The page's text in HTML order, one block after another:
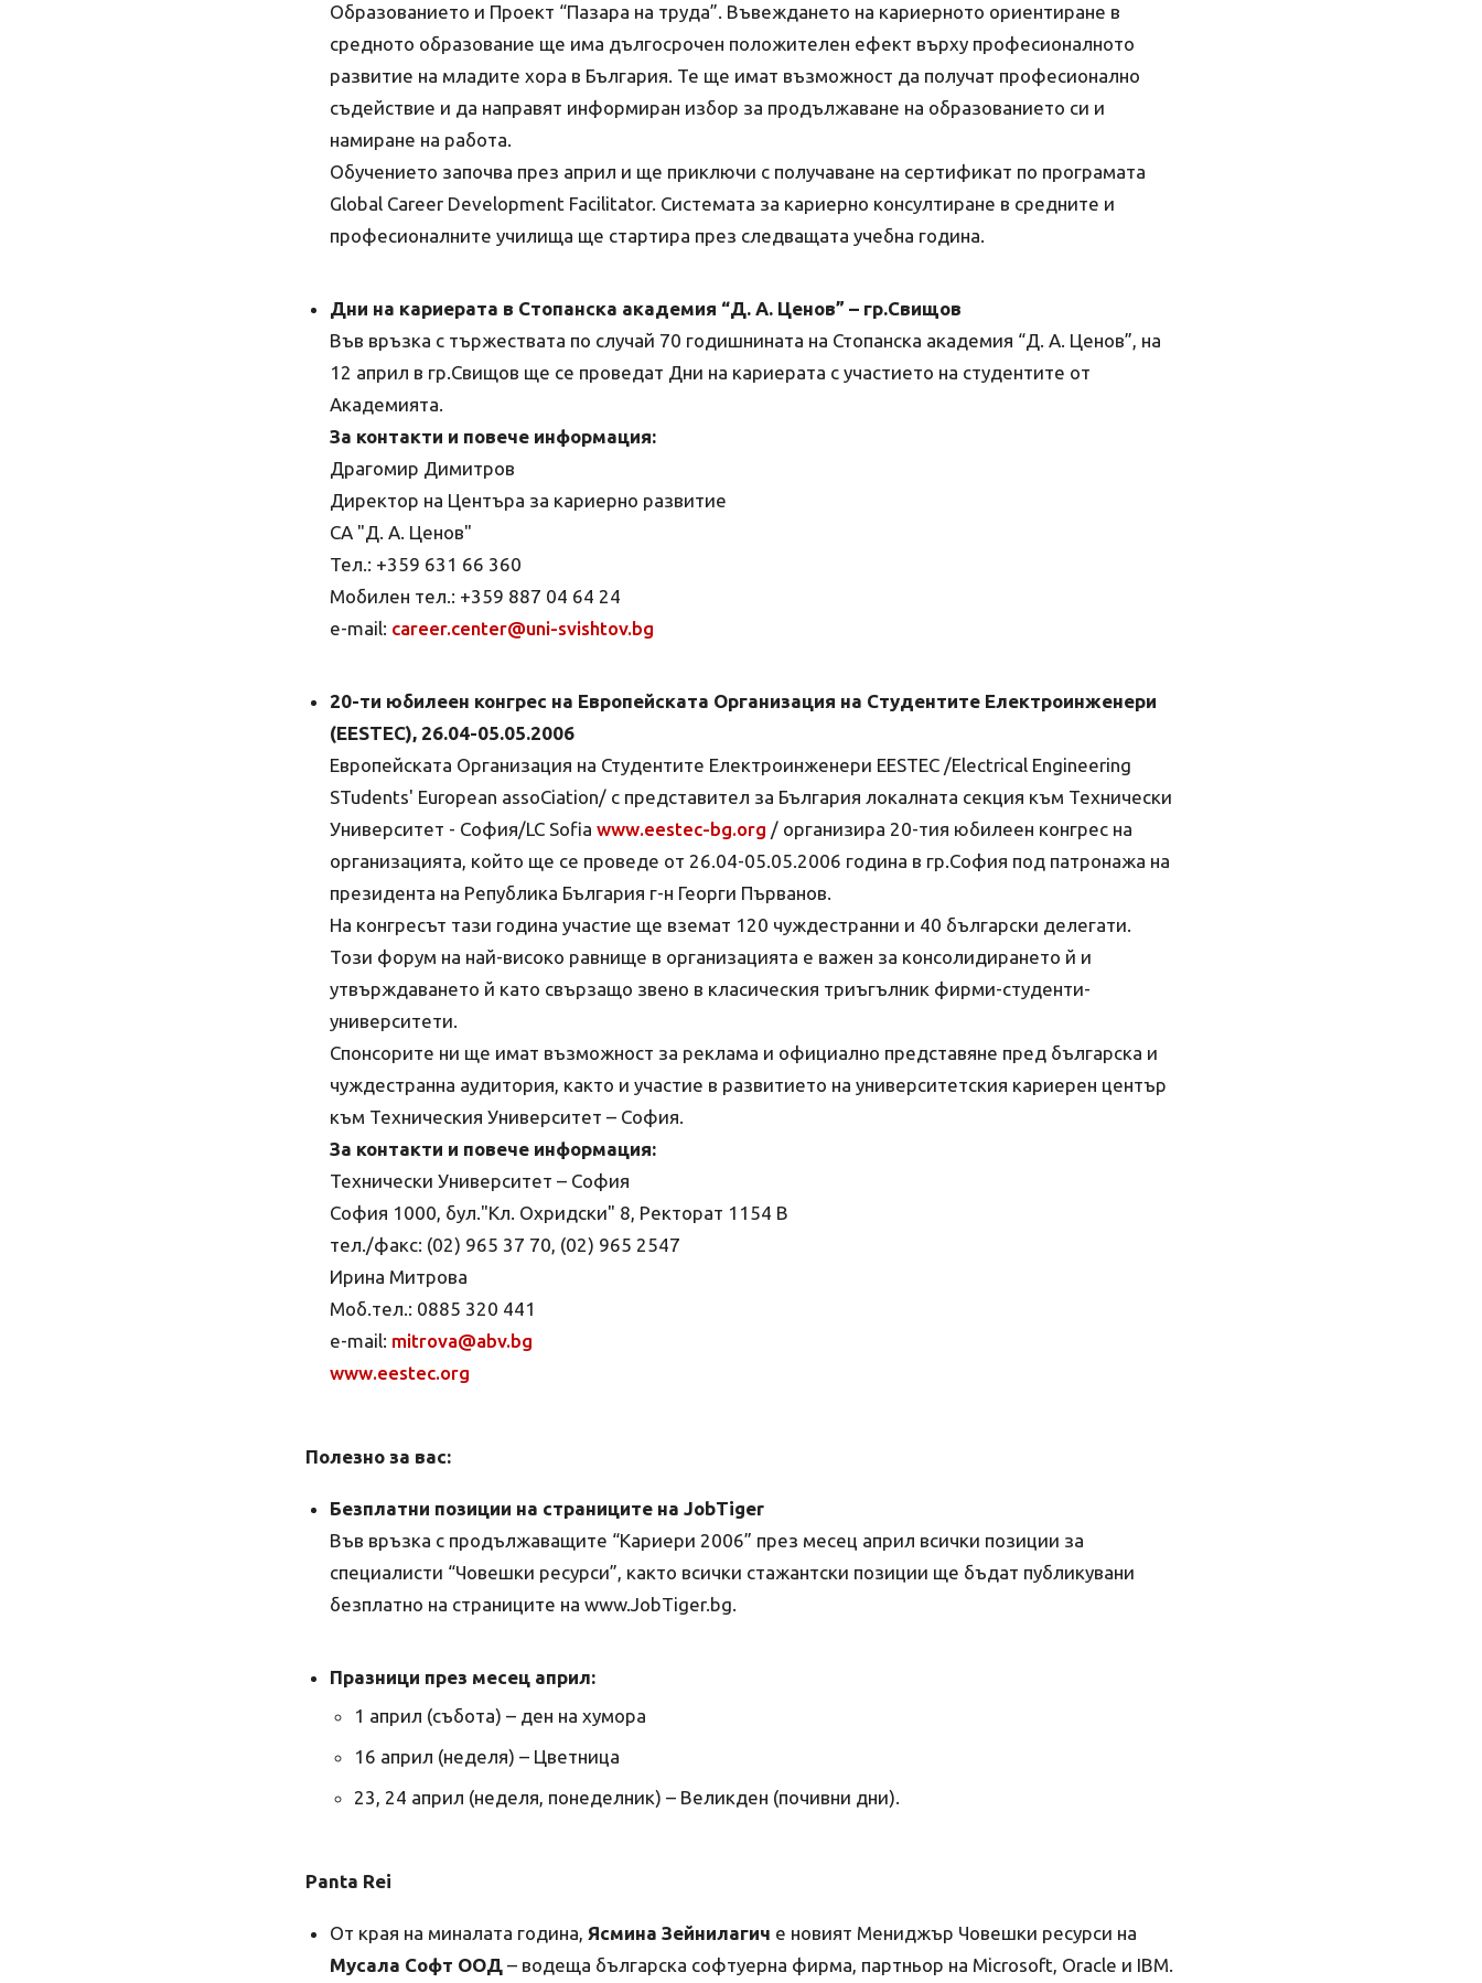
Образованието и Проект “Пазара на труда”. Въвеждането на кариерното ориентиране в
средното образование ще има дългосрочен положителен ефект върху професионалното
развитие на младите хора в България. Те ще имат възможност да получат професионално
съдействие и да направят информиран избор за продължаване на образованието си и
намиране на работа.
Обучението започва през април и ще приключи с получаване на сертификат по програмата
Global Career Development Facilitator. Системата за кариерно консултиране в средните и
професионалните училища ще стартира през следващата учебна година.
Дни на кариерата в Стопанска академия “Д. А. Ценов” – гр.Свищов
Във връзка с тържествата по случай 70 годишнината на Стопанска академия “Д. А. Ценов”, на
12 април в гр.Свищов ще се проведат Дни на кариерата с участието на студентите от
Академията.
За контакти и повече информация:
Драгомир Димитров
Директор на Центъра за кариерно развитие
СА "Д. А. Ценов"
Тел.: +359 631 66 360
Мобилен тел.: +359 887 04 64 24
e-mail: career.center@uni-svishtov.bg
20-ти юбилеен конгрес на Европейската Организация на Студентите Електроинженери
(EESTEC), 26.04-05.05.2006
Европейската Организация на Студентите Електроинженери EESTEC /Electrical Engineering
STudents' European assoCiation/ с представител за България локалната секция към Технически
Университет - София/LC Sofia www.eestec-bg.org / организира 20-тия юбилеен конгрес на
организацията, който ще се проведе от 26.04-05.05.2006 година в гр.София под патронажа на
президента на Република България г-н Георги Първанов.
На конгресът тази година участие ще вземат 120 чуждестранни и 40 български делегати.
Този форум на най-високо равнище в организацията е важен за консолидирането й и
утвърждаването й като свързащо звено в класическия триъгълник фирми-студенти-
университети.
Спонсорите ни ще имат възможност за реклама и официално представяне пред българска и
чуждестранна аудитория, както и участие в развитието на университетския кариерен център
към Техническия Университет – София.
За контакти и повече информация:
Технически Университет – София
София 1000, бул."Кл. Охридски" 8, Ректорат 1154 В
тел./факс: (02) 965 37 70, (02) 965 2547
Ирина Митрова
Моб.тел.: 0885 320 441
e-mail: mitrova@abv.bg
www.eestec.org
Полезно за вас:
Безплатни позиции на страниците на JobTiger
Във връзка с продължаващите “Кариери 2006” през месец април всички позиции за
специалисти “Човешки ресурси”, както всички стажантски позиции ще бъдат публикувани
безплатно на страниците на www.JobTiger.bg.
Празници през месец април:
1 април (събота) – ден на хумора
16 април (неделя) – Цветница
23, 24 април (неделя, понеделник) – Великден (почивни дни).
Panta Rei
От края на миналата година, Ясмина Зейнилагич е новият Мениджър Човешки ресурси на
Мусала Софт ООД – водеща българска софтуерна фирма, партньор на Microsoft, Oracle и IBM.